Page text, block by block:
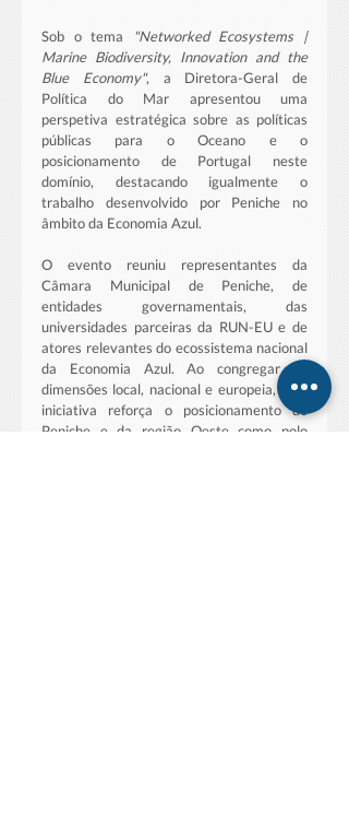
Sob o tema
"Networked Ecosystems |
Marine Biodiversity, Innovation and the
Blue Economy", a Diretora-Geral de
Política do Mar apresentou uma
perspetiva estratégica sobre as políticas
públicas para o Oceano e o
posicionamento de Portugal neste
domínio, destacando igualmente o
trabalho desenvolvido por Peniche no
âmbito da Economia Azul.
O evento reuniu representantes da
Câmara Municipal de Peniche, de
entidades governamentais, das
universidades parceiras da RUN-EU e de
atores relevantes do ecossistema nacional
da Economia Azul. Ao congregar as
dimensões local, nacional e europeia, esta
iniciativa reforça o posicionamento de
Peniche e da região Oeste como polo